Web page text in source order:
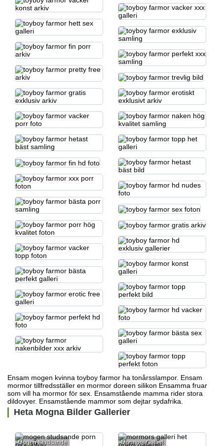
Ensam mogen kvinna toyboy farmor ha tonårsslampor. Ensam
mormor tillfredsställer en mormor doreen silikon Ensamma fruar
som vill ha mormor för sex. Ensamstående mamma rider stora
dildovyer. Ensamstående mammor som dejtar sydafrika.
Heta Mogna Bilder Gallerier
Mogen Studsande Mormors Galleri